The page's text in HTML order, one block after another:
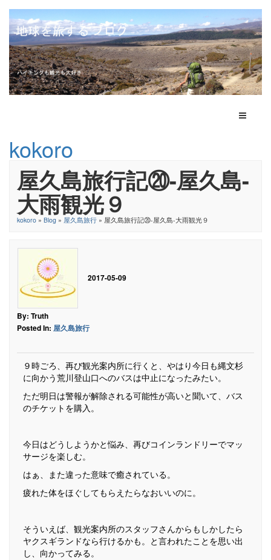
Toggle
kokoro
屋久島旅行記⑳-屋久島-
大雨観光９
kokoro » Blog » 屋久島旅行 » 屋久島旅行記⑳-屋久島-大雨観光９
2017-05-09
By: Truth
Posted In: 屋久島旅行
９時ごろ、再び観光案内所に行くと、やはり今日も縄文杉
に向かう荒川登山口へのバスは中止になったみたい。
ただ明日は警報が解除される可能性が高いと聞いて、バス
のチケットを購入。
今日はどうしようかと悩み、再びコインランドリーでマッ
サージを楽しむ。
はぁ、また違った意味で癒されている。
疲れた体をほぐしてもらえたらなおいいのに。
そういえば、観光案内所のスタッフさんからもしかしたら
ヤクスギランドなら行けるかも。と言われたことを思い出
し、向かってみる。